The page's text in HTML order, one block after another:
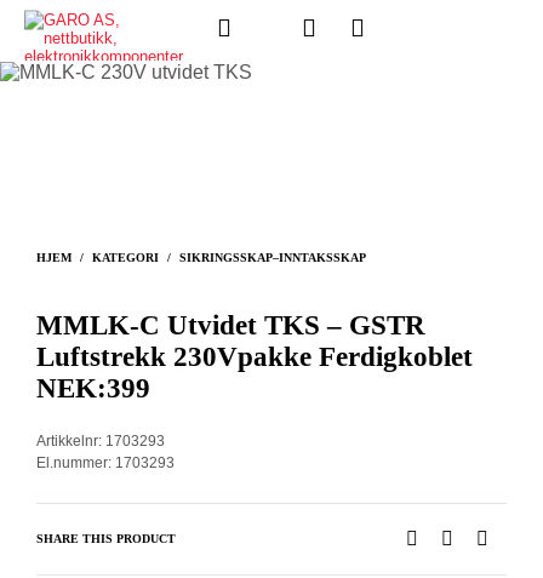
HJEM / KATEGORI / SIKRINGSSKAP–INNTAKSSKAP
MMLK-C Utvidet TKS – GSTR
Luftstrekk 230Vpakke Ferdigkoblet
NEK:399
Artikkelnr: 1703293
El.nummer: 1703293
SHARE THIS PRODUCT